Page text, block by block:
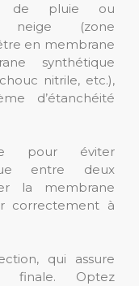
de pluie ou
neige (zone
en membrane
synthétique
nitrile, etc.),
d’étanchéité
pour éviter
entre deux
la membrane
correctement à
qui assure
finale. Optez